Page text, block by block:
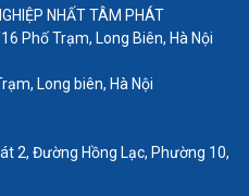
của hệ thống.
NHẤT TÂM PHÁT
Phố Trạm, Long Biên, Hà Nội
Long biên, Hà Nội
2, Đường Hồng Lạc, Phường 10,